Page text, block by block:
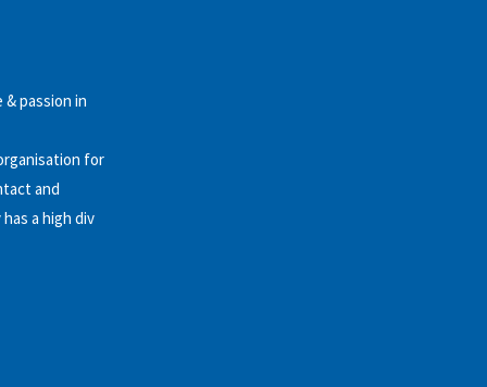
passion in
for
and
a high div